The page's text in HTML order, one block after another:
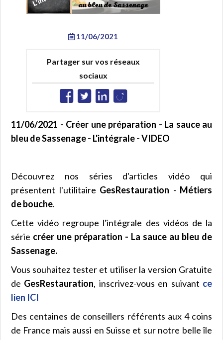
11/06/2021
Partager sur vos réseaux
sociaux
11/06/2021 - Créer une préparation - La sauce au
bleu de Sassenage - L'intégrale - VIDEO
Découvrez nos séries d'articles vidéo qui
présentent l'utilitaire GesRestauration - Métiers
de bouche.
Cette vidéo regroupe l'intégrale des vidéos de la
série créer une préparation - La sauce au bleu de
Sassenage.
Vous souhaitez tester et utiliser la version Gratuite
de GesRestauration, inscrivez-vous en suivant ce
lien ICI
Des centaines de conseillers référents aux 4 coins
de France mais aussi en Suisse et sur notre belle île